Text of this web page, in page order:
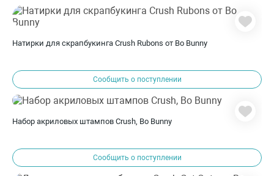
Натирки для скрапбукинга Crush Rubons от Bo Bunny
Сообщить о поступлении
Набор акриловых штампов Crush, Bo Bunny
Сообщить о поступлении